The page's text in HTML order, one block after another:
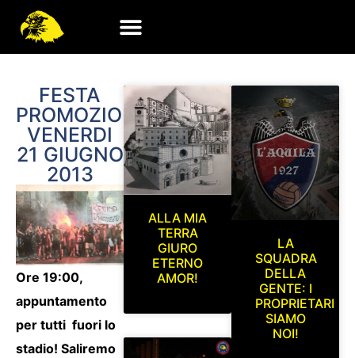
FESTA
PROMOZIONE
VENERDI
21 GIUGNO
2013
Ore 19:00,
appuntamento
per tutti fuori lo
stadio! Saliremo
ALLA MIA
TERRA
GIURO
ETERNO
AMOR!
LA
SQUADRA
DELLA
GENTE: I
PROPRIETARI
SIAMO
NOI!